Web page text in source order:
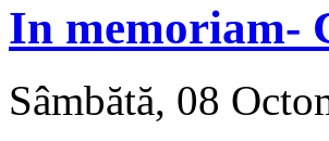
In memoriam-
Sâmbătă, 08